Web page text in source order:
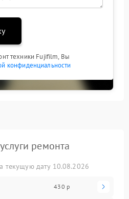
техники Fujifilm, Вы
конфиденциальности
ремонта
текущую дату 10.08.2026
430 р